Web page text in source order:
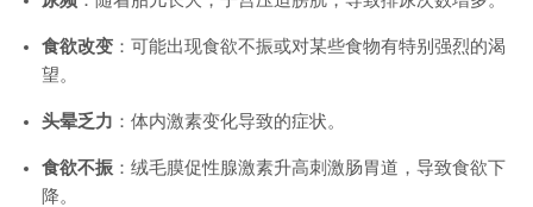
食欲改变 ：可能出现食欲不振或对某些食物有特别强烈的渴
望。
头晕乏力 ：体内激素变化导致的症状。
食欲不振 ：绒毛膜促性腺激素升高刺激肠胃道，导致食欲下
降。